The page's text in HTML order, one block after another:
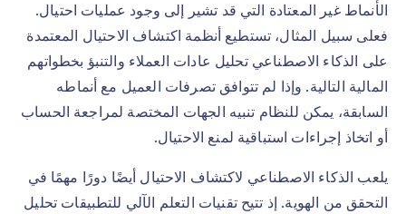
الأنماط غير المعتادة التي قد تشير إلى وجود عمليات احتيال.
فعلى سبيل المثال، تستطيع أنظمة اكتشاف الاحتيال المعتمدة
على الذكاء الاصطناعي تحليل عادات العملاء والتنبؤ بخطواتهم
المالية التالية. وإذا لم تتوافق تصرفات العميل مع أنماطه
السابقة، يمكن للنظام تنبيه الجهات المختصة لمراجعة الحساب
أو اتخاذ إجراءات استباقية لمنع الاحتيال.
يلعب الذكاء الاصطناعي لاكتشاف الاحتيال أيضًا دورًا مهمًا في
التحقق من الهوية. إذ تتيح تقنيات التعلم الآلي للتطبيقات تحليل